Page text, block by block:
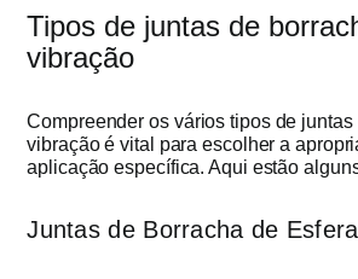
Tipos de juntas de
vibração
Compreender os vários tipos de
vibração é vital para escolher a
aplicação específica. Aqui estão
Juntas de Borracha de